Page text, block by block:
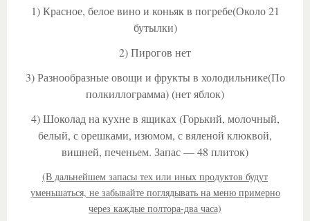
1) Красное, белое вино и коньяк в погребе(Около 21
бутылки)
2) Пирогов нет
3) Разнообразные овощи и фрукты в холодильнике(По
полкиллограмма) (нет яблок)
4) Шоколад на кухне в ящиках (Горький, молочный,
белый, с орешками, изюмом, с вяленой клюквой,
вишней, печеньем. Запас — 48 плиток)
(В дальнейшем запасы тех или иных продуктов будут
уменьшаться, не забывайте поглядывать на меню примерно
через каждые полтора-два часа)